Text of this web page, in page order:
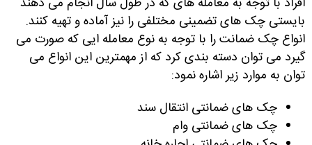
افراد با توجه به معامله های که در طول سال انجام می دهند
بایستی چک های تضمینی مختلفی را نیز آماده و تهیه کنند.
انواع چک ضمانت را با توجه به نوع معامله ایی که صورت می
گیرد می توان دسته بندی کرد که از مهمترین این انواع می
توان به موارد زیر اشاره نمود:
چک های ضمانتی انتقال سند
چک های ضمانتی وام